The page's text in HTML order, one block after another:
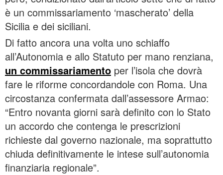
è un commissariamento ‘mascherato’ della
Sicilia e dei siciliani.
Di fatto ancora una volta uno schiaffo
all’Autonomia e allo Statuto per mano renziana,
un commissariamento per l’isola che dovrà
fare le riforme concordandole con Roma. Una
circostanza confermata dall’assessore Armao:
“Entro novanta giorni sarà definito con lo Stato
un accordo che contenga le prescrizioni
richieste dal governo nazionale, ma soprattutto
chiuda definitivamente le intese sull’autonomia
finanziaria regionale”.